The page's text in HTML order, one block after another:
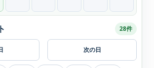
28件
次の日